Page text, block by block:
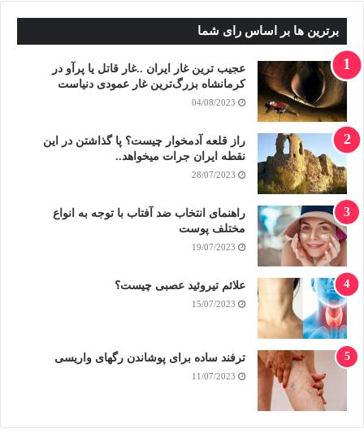
برترین ها بر اساس رای شما
عجیب ترین غار ایران ..غار قاتل یا پرآو در
کرمانشاه بزرگ‌ترین غار عمودی دنیاست
04/08/2023
راز قلعه آدمخوار چیست؟ پا گذاشتن در این
نقطه ایران جرات میخواهد..
28/07/2023
راهنمای انتخاب ضد آفتاب با توجه به انواع
مختلف پوست
19/07/2023
علائم تیروئید عصبی چیست؟
15/07/2023
ترفند ساده برای پوشاندن رگهای واریسی
11/07/2023